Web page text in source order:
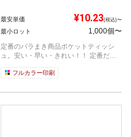
最安単価 ¥10.23(税込)〜
最小ロット 1,000個〜
定番のバラまき商品ポケットティッシ
ュ。安い・早い・きれい！！ 定番だか
フルカラー印刷